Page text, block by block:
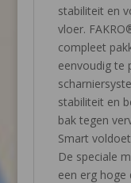
stabiliteit en
vloer.
compleet
eenvoudig te
stabiliteit en
bak tegen
Smart
De speciale
een erg hoge